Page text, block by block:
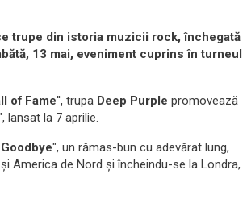
trupe din istoria muzicii rock, închegată
13 mai, eveniment cuprins în turneul
of Fame'', trupa Deep Purple promovează
lansat la 7 aprilie.
", un rămas-bun cu adevărat lung,
America de Nord și încheindu-se la Londra,